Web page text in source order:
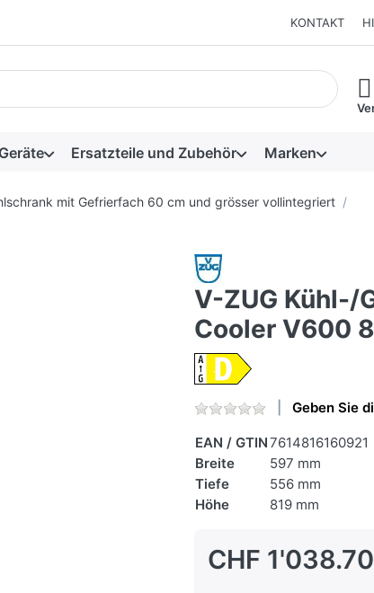
KONTAKT
ein. Während Sie tippen, erscheinen automatisch
Ersatzteile und Zubehör Marken
mit Gefrierfach 60 cm und grösser vollintegriert
V-ZUG Kühl-/
Cooler V600
Geben Sie
EAN / GTIN7614816160921
Breite
597 mm
Tiefe
556 mm
Höhe
819 mm
CHF 1'038.70